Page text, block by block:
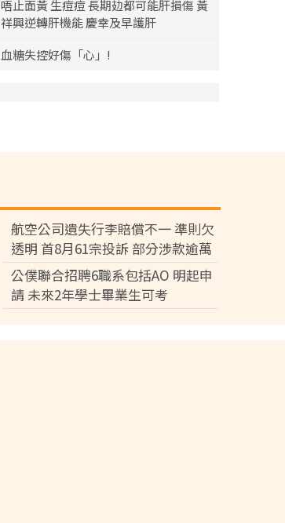
唔止面黃 生痘痘 長期攰都可能肝損傷 黃
祥興逆轉肝機能 慶幸及早護肝
血糖失控好傷「心」!
航空公司遺失行李賠償不一 準則欠
透明 首8月61宗投訴 部分涉款逾萬
元
公僕聯合招聘6職系包括AO 明起申
請 未來2年學士畢業生可考